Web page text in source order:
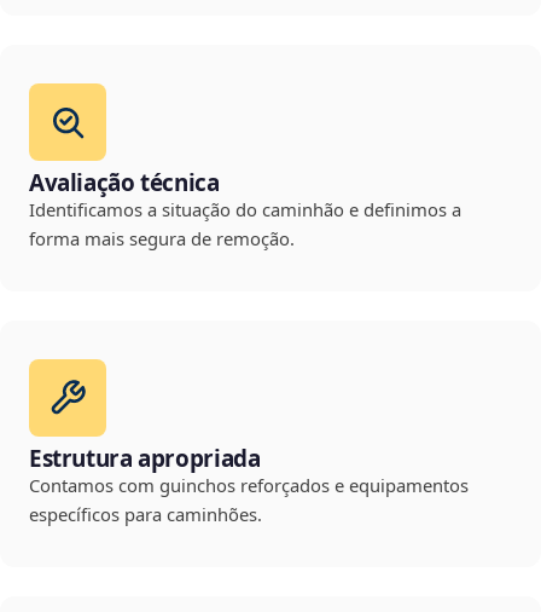
Avaliação técnica
Identificamos a situação do caminhão e definimos a
forma mais segura de remoção.
Estrutura apropriada
Contamos com guinchos reforçados e equipamentos
específicos para caminhões.